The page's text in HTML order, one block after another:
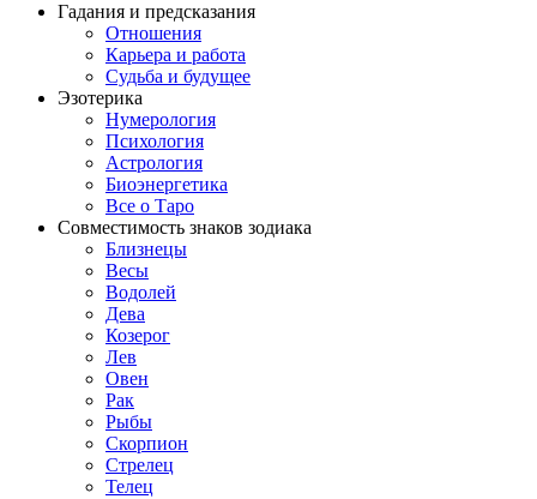
Гадания и предсказания
Отношения
Карьера и работа
Cудьба и будущее
Эзотерика
Нумерология
Психология
Астрология
Биоэнергетика
Все о Таро
Совместимость знаков зодиака
Близнецы
Весы
Водолей
Дева
Козерог
Лев
Овен
Рак
Рыбы
Скорпион
Стрелец
Телец